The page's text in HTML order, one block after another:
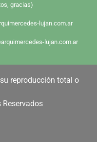
gracias)
lujan.com.ar
lujan.com.ar
reproducción total o
Reservados